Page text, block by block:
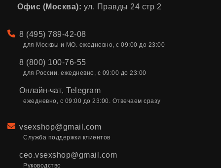
Офис (Москва): ул. Правды 24 стр 2
Телефон
8 (495) 789-42-08
для Москвы и МО. ежедневно, с 09:00 до 23:00
8 (800) 100-76-55
для России. ежедневно, с 09:00 до 23:00
Онлайн-чат, Telegram
ежедневно, с 09:00 до 23:00. Отвечаем сразу
Email
vsexshop@gmail.com
Служба поддержки клиентов
ceo.vsexshop@gmail.com
Руководство